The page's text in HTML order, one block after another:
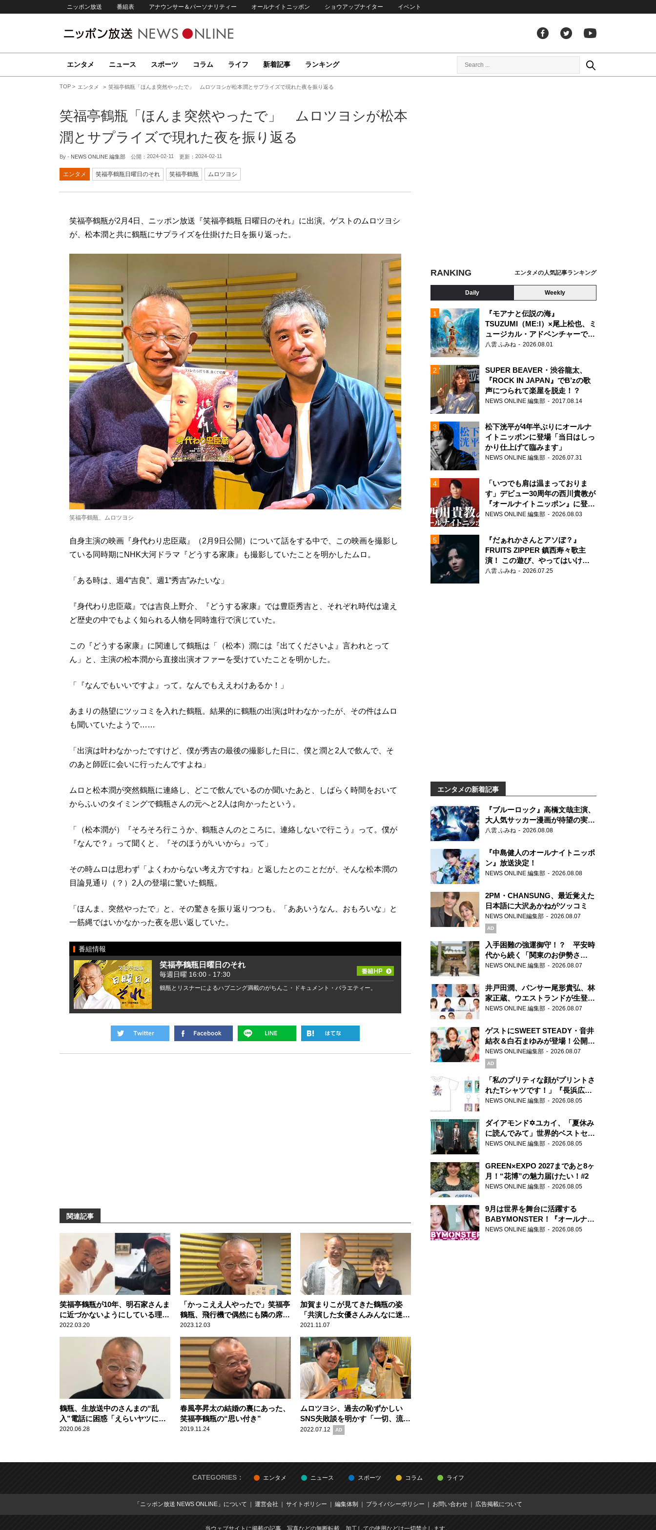
ニッポン放送 番組表 アナウンサー＆パーソナリティー オールナイトニッポン ショウアップナイター イベント
エンタメ ニュース スポーツ コラム ライフ 新着記事 ランキング
TOP エンタメ 笑福亭鶴瓶「ほんま突然やったで」 ムロツヨシが松本潤とサプライズで現れた夜を振り返る
笑福亭鶴瓶「ほんま突然やったで」 ムロツヨシが松本
潤とサプライズで現れた夜を振り返る
By - NEWS ONLINE 編集部 公開： 2024-02-11 更新： 2024-02-11
エンタメ 笑福亭鶴瓶日曜日のそれ 笑福亭鶴瓶 ムロツヨシ
笑福亭鶴瓶が2月4日、ニッポン放送『笑福亭鶴瓶 日曜日のそれ』に出演。ゲストのムロツヨシ
が、松本潤と共に鶴瓶にサプライズを仕掛けた日を振り返った。
笑福亭鶴瓶、ムロツヨシ
自身主演の映画『身代わり忠臣蔵』（2月9日公開）について話をする中で、この映画を撮影し
ている同時期にNHK大河ドラマ『どうする家康』も撮影していたことを明かしたムロ。
「ある時は、週4“吉良”、週1“秀吉”みたいな」
『身代わり忠臣蔵』では吉良上野介、『どうする家康』では豊臣秀吉と、それぞれ時代は違え
ど歴史の中でもよく知られる人物を同時進行で演じていた。
この『どうする家康』に関連して鶴瓶は「（松本）潤には『出てくださいよ』言われとって
ん」と、主演の松本潤から直接出演オファーを受けていたことを明かした。
「『なんでもいいですよ』って。なんでもええわけあるか！」
あまりの熱望にツッコミを入れた鶴瓶。結果的に鶴瓶の出演は叶わなかったが、その件はムロ
も聞いていたようで……
「出演は叶わなかったですけど、僕が秀吉の最後の撮影した日に、僕と潤と2人で飲んで、そ
のあと師匠に会いに行ったんですよね」
ムロと松本潤が突然鶴瓶に連絡し、どこで飲んでいるのか聞いたあと、しばらく時間をおいて
からふいのタイミングで鶴瓶さんの元へと2人は向かったという。
「（松本潤が）『そろそろ行こうか、鶴瓶さんのところに。連絡しないで行こう』って。僕が
『なんで？』って聞くと、『そのほうがいいから』って」
その時ムロは思わず「よくわからない考え方ですね」と返したとのことだが、そんな松本潤の
目論見通り（？）2人の登場に驚いた鶴瓶。
「ほんま、突然やったで」と、その驚きを振り返りつつも、「ああいうなん、おもろいな」と
一筋縄ではいかなかった夜を思い返していた。
番組情報
笑福亭鶴瓶日曜日のそれ
毎週日曜 16:00 - 17:30
鶴瓶とリスナーによるハプニング満載のがちんこ・ドキュメント・バラエティー。
関連記事
笑福亭鶴瓶が10年、明石家さんま
に近づかないようにしている理由
を明かす 間寛平も理解
2022.03.20
「かっこええ人やったで」笑福亭
鶴瓶、飛行機で偶然にも隣の席に
なった有名女優の夫に好印象
2023.12.03
加賀まりこが見てきた鶴瓶の姿
「共演した女優さんみんなに迷惑
をかけるのよね。でも好かれる」
2021.11.07
鶴瓶、生放送中のさんまの“乱
入”電話に困惑「えらいヤツに捕
まったわ（笑）」
2020.06.28
春風亭昇太の結婚の裏にあった、
笑福亭鶴瓶の“思い付き”
2019.11.24
ムロツヨシ、過去の恥ずかしい
SNS失敗談を明かす「一切、流行
らなかったの！」
2022.07.12 AD
RANKING エンタメの人気記事ランキング
Daily Weekly
『モアナと伝説の海』
TSUZUMI（ME:I）×尾上松也、ミ
ュージカル・アドベンチャーで美
声を響かせる
八雲 ふみね 2026.08.01
SUPER BEAVER・渋谷龍太、
『ROCK IN JAPAN』でB’zの歌
声につられて楽屋を脱走！？
NEWS ONLINE 編集部 2017.08.14
松下洸平が4年半ぶりにオールナ
イトニッポンに登場「当日はしっ
かり仕上げて臨みます」
NEWS ONLINE 編集部 2026.07.31
「いつでも肩は温まっておりま
す」デビュー30周年の西川貴教が
『オールナイトニッポン』に登
場！
NEWS ONLINE 編集部 2026.08.03
『だぁれかさんとアソぼ？』
FRUITS ZIPPER 鎮西寿々歌主
演！ この遊び、やってはいけま
せん。
八雲 ふみね 2026.07.25
エンタメの新着記事
『ブルーロック』高橋文哉主演、
大人気サッカー漫画が待望の実写
映画に
八雲 ふみね 2026.08.08
『中島健人のオールナイトニッポ
ン』放送決定！
NEWS ONLINE 編集部 2026.08.08
2PM・CHANSUNG、最近覚えた
日本語に大沢あかねがツッコミ
NEWS ONLINE編集部 2026.08.07
AD
入手困難の強運御守！？ 平安時
代から続く「関東のお伊勢さ
ま」、芝大神宮にてランパンプス
NEWS ONLINE 編集部 2026.08.07
井戸田潤、パンサー尾形貴弘、林
家正蔵、ウエストランドが生登
場！『ラジオビバリー昼ズ』
NEWS ONLINE 編集部 2026.08.07
ゲストにSWEET STEADY・音井
結衣＆白石まゆみが登場！公開収
録で素顔全開！
NEWS ONLINE編集部 2026.08.07
AD
「私のプリティな顔がプリントさ
れたTシャツです！」『長浜広奈
天下無双』初の番組グッズ発売
NEWS ONLINE 編集部 2026.08.05
ダイアモンド✡ユカイ、「夏休み
に読んでみて」世界的ベストセラ
ー『アナスタシア』を紹介
NEWS ONLINE 編集部 2026.08.05
GREEN×EXPO 2027まであと8ヶ
月！“花博”の魅力届けたい！#2
NEWS ONLINE 編集部 2026.08.05
9月は世界を舞台に活躍する
BABYMONSTER！『オールナイ
トニッポンPODCAST』月替わり
NEWS ONLINE 編集部 2026.08.05
CATEGORIES： エンタメ ニュース スポーツ コラム ライフ
「ニッポン放送 NEWS ONLINE」について 運営会社 サイトポリシー 編集体制 プライバシーポリシー お問い合わせ 広告掲載について
当ウェブサイトに掲載の記事、写真などの無断転載、加工しての使用などは一切禁止します。